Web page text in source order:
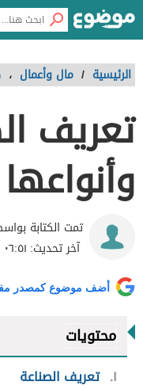
الرئيسية / مال وأعمال ،
تعريف
وأنواعها
تمت الكتابة
آخر تحديث: ٠٦:٥١ ، ١٨ يونيو ٢٠١٩
أضف موضوع كمصدر
محتويات
١ تعريف الصناعة